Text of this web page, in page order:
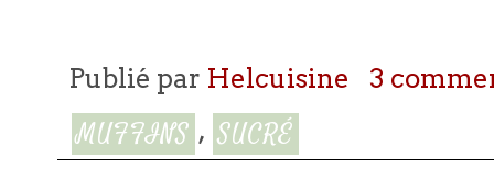
Publié par Helcuisine 3
MUFFINS , SUCRÉ